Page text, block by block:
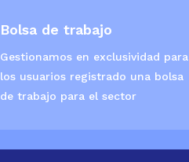
Bolsa de trabajo
Gestionamos en exclusividad para
los usuarios registrado una bolsa
de trabajo para el sector